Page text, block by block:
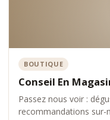
BOUTIQUE
Conseil En
Passez nous voir :
recommandations sur-